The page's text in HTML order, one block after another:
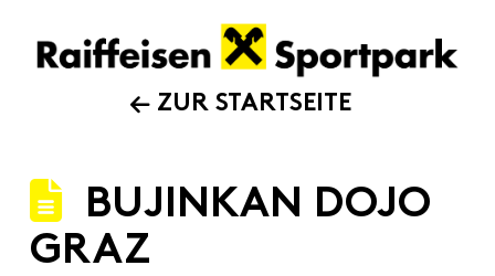
ZUR STARTSEITE
BUJINKAN DOJO
GRAZ